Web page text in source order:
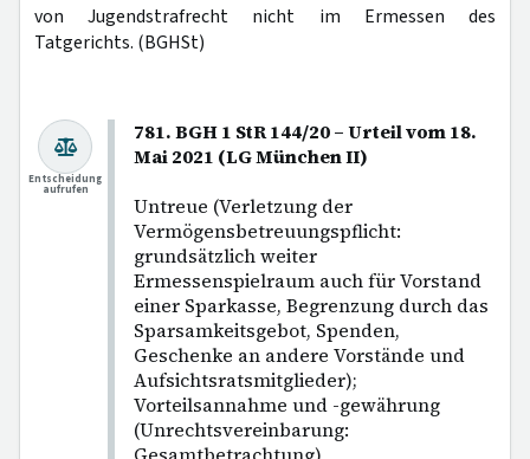
von Jugendstrafrecht nicht im Ermessen des
Tatgerichts. (BGHSt)
781. BGH 1 StR 144/20 – Urteil vom 18.
Mai 2021 (LG München II)
Untreue (Verletzung der
Vermögensbetreuungspflicht:
grundsätzlich weiter
Ermessenspielraum auch für Vorstand
einer Sparkasse, Begrenzung durch das
Sparsamkeitsgebot, Spenden,
Geschenke an andere Vorstände und
Aufsichtsratsmitglieder);
Vorteilsannahme und -gewährung
(Unrechtsvereinbarung:
Entscheidung
aufrufen